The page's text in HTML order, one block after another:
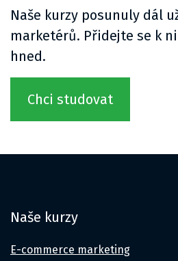
Naše kurzy posunuly dál
marketérů. Přidejte se k
hned.
Chci studovat
Naše kurzy
E-commerce marketing